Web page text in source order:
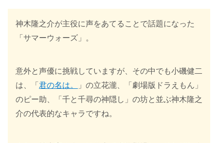
神木隆之介が主役に声をあてることで話題になった
「サマーウォーズ」。
意外と声優に挑戦していますが、その中でも小磯健二
は、「 君の名は。
」の立花瀧、「劇場版ドラえもん」
のピー助、「千と千尋の神隠し」の坊と並ぶ神木隆之
介の代表的なキャラですね。